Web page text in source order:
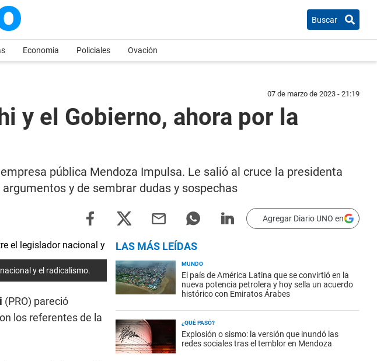
Buscar
Economia Policiales Ovación
07 de marzo de 2023 - 21:19
y el Gobierno, ahora por la
pública Mendoza Impulsa. Le salió al cruce la presidenta
y de sembrar dudas y sospechas
Agregar Diario UNO en
y el radicalismo.
(PRO) pareció
los referentes de la
LAS MÁS LEÍDAS
MUNDO
El país de América Latina que se convirtió en la
nueva potencia petrolera y hoy sella un acuerdo
histórico con Emiratos Árabes
¿QUÉ PASÓ?
Explosión o sismo: la versión que inundó las
redes sociales tras el temblor en Mendoza